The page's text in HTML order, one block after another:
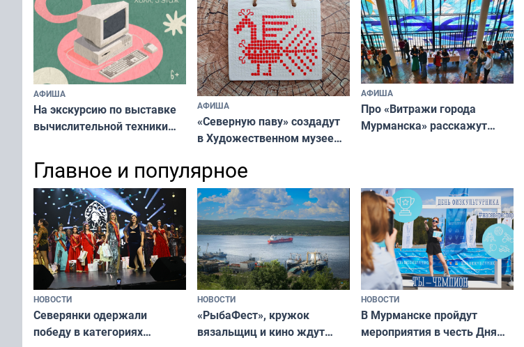
АФИША
На экскурсию по выставке
вычислительной техники
АФИША
«Северную паву» создадут
в Художественном музее
АФИША
Про «Витражи города
Мурманска» расскажут
Главное и популярное
НОВОСТИ
Северянки одержали
победу в категориях
НОВОСТИ
«РыбаФест», кружок
вязальщиц и кино ждут
НОВОСТИ
В Мурманске пройдут
мероприятия в честь Дня